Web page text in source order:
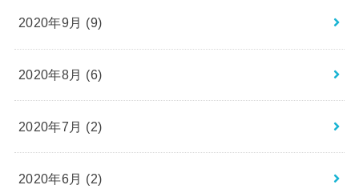
2020年9月 (9)
2020年8月 (6)
2020年7月 (2)
2020年6月 (2)